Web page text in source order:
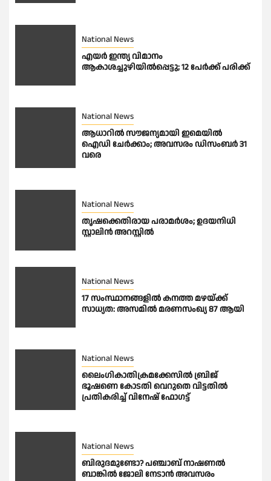
National News
എയർ ഇന്ത്യ വിമാനം
ആകാശച്ചുഴിയിൽപ്പെട്ടു; 12 പേർക്ക് പരിക്ക്
National News
ആധാറിൽ സൗജന്യമായി ഇമെയില്‍
ഐഡി ചേര്‍ക്കാം; അവസരം ഡിസംബര്‍ 31
വരെ
National News
തൃഷക്കെതിരായ പരാമർശം; ഉദയനിധി
സ്റ്റാലിൻ അറസ്റ്റിൽ
National News
17 സംസ്ഥാനങ്ങളിൽ കനത്ത മഴയ്ക്ക്
സാധ്യത: അസമിൽ മരണസംഖ്യ 87 ആയി
National News
ലൈംഗികാതിക്രമക്കേസിൽ ബ്രിജ്
ഭൂഷണെ കോടതി വെറുതെ വിട്ടതിൽ
പ്രതികരിച്ച് വിനേഷ് ഫോഗട്ട്
National News
ബിരുദമുണ്ടോ? പഞ്ചാബ് നാഷണൽ
ബാങ്കിൽ ജോലി നേടാൻ അവസരം